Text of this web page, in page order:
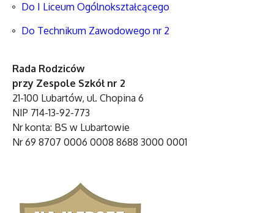
Do I Liceum Ogólnokształcącego
Do Technikum Zawodowego nr 2
Rada Rodziców
przy Zespole Szkół nr 2
21-100 Lubartów, ul. Chopina 6
NIP 714-13-92-773
Nr konta: BS w Lubartowie
Nr 69 8707 0006 0008 8688 3000 0001